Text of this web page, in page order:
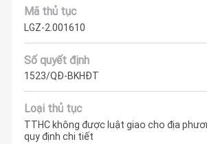
Mã thủ tục
LGZ-2.001610
Số quyết định
1523/QĐ-BKHĐT
Loại thủ tục
TTHC không được luật giao cho địa
quy định chi tiết